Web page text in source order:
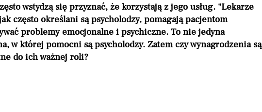
wstydzą się przyznać, że korzystają z jego usług. "Lekarze
często określani są psycholodzy, pomagają pacjentom
problemy emocjonalne i psychiczne. To nie jedyna
w której pomocni są psycholodzy. Zatem czy wynagrodzenia są
do ich ważnej roli?